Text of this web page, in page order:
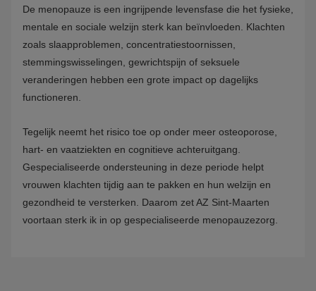
De menopauze is een ingrijpende levensfase die het fysieke,
mentale en sociale welzijn sterk kan beïnvloeden. Klachten
zoals slaapproblemen, concentratiestoornissen,
stemmingswisselingen, gewrichtspijn of seksuele
veranderingen hebben een grote impact op dagelijks
functioneren.
Tegelijk neemt het risico toe op onder meer osteoporose,
hart- en vaatziekten en cognitieve achteruitgang.
Gespecialiseerde ondersteuning in deze periode helpt
vrouwen klachten tijdig aan te pakken en hun welzijn en
gezondheid te versterken. Daarom zet AZ Sint-Maarten
voortaan sterk ik in op gespecialiseerde menopauzezorg.